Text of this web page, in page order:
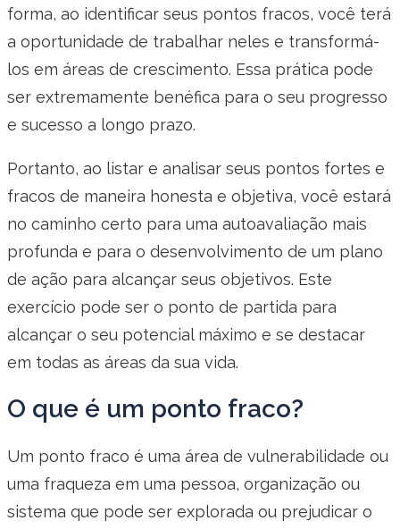
forma, ao identificar seus pontos fracos, você terá
a oportunidade de trabalhar neles e transformá-
los em áreas de crescimento. Essa prática pode
ser extremamente benéfica para o seu progresso
e sucesso a longo prazo.
Portanto, ao listar e analisar seus pontos fortes e
fracos de maneira honesta e objetiva, você estará
no caminho certo para uma autoavaliação mais
profunda e para o desenvolvimento de um plano
de ação para alcançar seus objetivos. Este
exercício pode ser o ponto de partida para
alcançar o seu potencial máximo e se destacar
em todas as áreas da sua vida.
O que é um ponto fraco?
Um ponto fraco é uma área de vulnerabilidade ou
uma fraqueza em uma pessoa, organização ou
sistema que pode ser explorada ou prejudicar o